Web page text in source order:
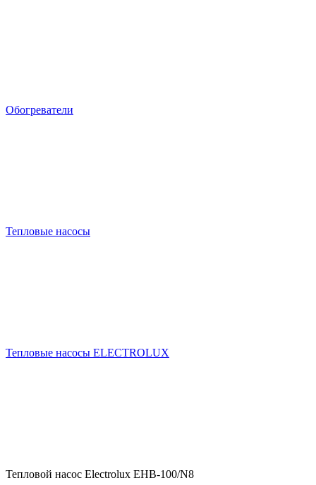
Обогреватели
Тепловые насосы
Тепловые насосы ELECTROLUX
Тепловой насос Electrolux EHB-100/N8